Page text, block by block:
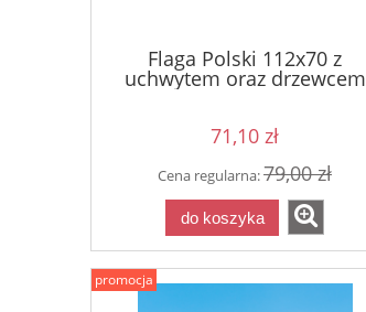
Flaga Polski 112x70 z
uchwytem oraz drzewcem
71,10 zł
Cena regularna:79,00 zł
do koszyka
promocja